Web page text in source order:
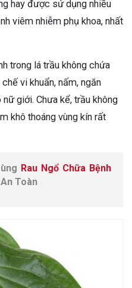
hay được sử dụng nhiều
viêm nhiễm phụ khoa, nhất
trong lá trầu không chứa
vi khuẩn, nấm, ngăn
giới. Chưa kể, trầu không
khô thoáng vùng kín rất
Rau Ngổ Chữa Bệnh
Toàn